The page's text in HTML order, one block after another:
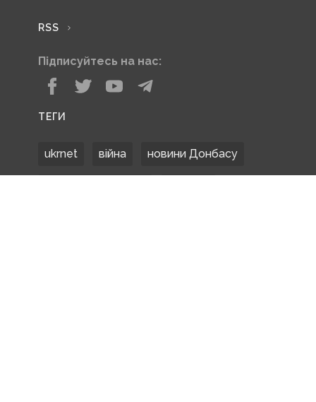
RSS
Підписуйтесь на нас:
ТЕГИ
ukrnet війна новини Донбасу